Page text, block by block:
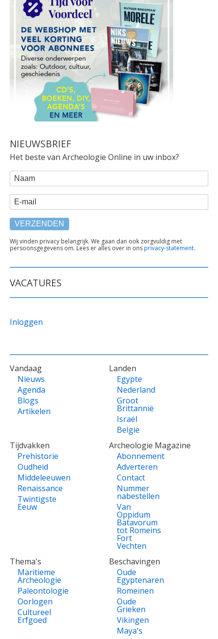
NIEUWSBRIEF
Het beste van Archeologie Online in uw inbox?
WEBFORM
Naam
E-mail
TEKST
ONDER
Wij vinden privacy belangrijk. We gaan dan ook zorgvuldig met
persoonsgegevens om. Lees er alles over in onsprivacy-statement.
VACATURES
Inloggen
VOET
Vandaag
Nieuws
Agenda
Blogs
Artikelen
Landen
Egypte
Nederland
Groot
Brittannië
Israël
België
Tijdvakken
Prehistorie
Oudheid
Middeleeuwen
Renaissance
Twintigste
Eeuw
Archeologie Magazine
Abonnement
Adverteren
Contact
Nummer
nabestellen
Van
Oppidum
Batavorum
tot Romeins
Fort
Vechten
Thema's
Maritieme
Archeologie
Paleontologie
Oorlogen
Cultureel
Erfgoed
Beschavingen
Oude
Egyptenaren
Romeinen
Oude
Grieken
Vikingen
Maya's